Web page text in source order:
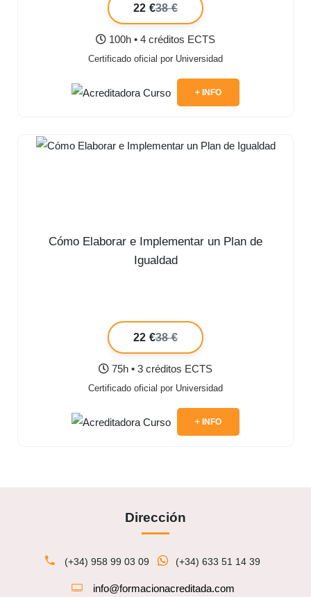
22 €38 €
100h • 4 créditos ECTS
Certificado oficial por Universidad
+ INFO
Cómo Elaborar e Implementar un Plan de
Igualdad
22 €38 €
75h • 3 créditos ECTS
Certificado oficial por Universidad
+ INFO
Dirección
(+34) 958 99 03 09 (+34) 633 51 14 39
info@formacionacreditada.com